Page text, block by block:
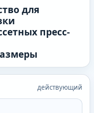
для
пресс-
действующий